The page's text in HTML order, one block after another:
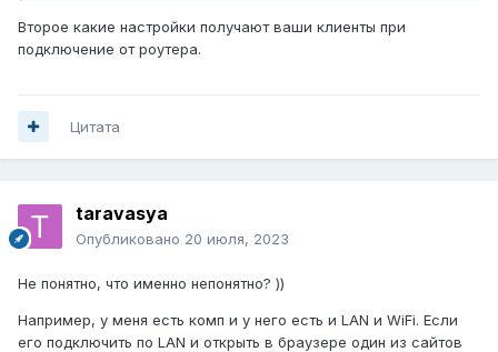
Второе какие настройки получают ваши клиенты при
подключение от роутера.
Цитата
taravasya
Опубликовано 20 июля, 2023
Не понятно, что именно непонятно? ))
Например, у меня есть комп и у него есть и LAN и WiFi. Если
его подключить по LAN и открыть в браузере один из сайтов